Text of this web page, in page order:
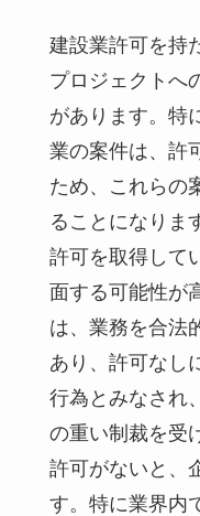
建設業許可を持
プロジェクトへ
があります。特
業の案件は、許
ため、これらの
ることになりま
許可を取得して
面する可能性が
は、業務を合法
あり、許可なし
行為とみなされ
の重い制裁を受
許可がないと、
す。特に業界内